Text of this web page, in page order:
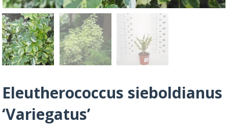
Eleutherococcus sieboldianus
‘Variegatus’